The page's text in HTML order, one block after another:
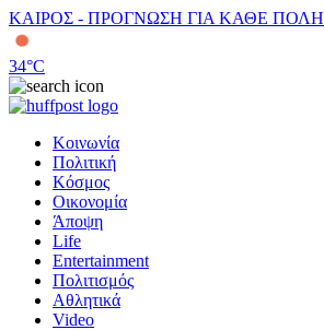
ΚΑΙΡΟΣ - ΠΡΟΓΝΩΣΗ ΓΙΑ ΚΑΘΕ ΠΟΛΗ
34°C
Κοινωνία
Πολιτική
Κόσμος
Οικονομία
Άποψη
Life
Entertainment
Πολιτισμός
Αθλητικά
Video